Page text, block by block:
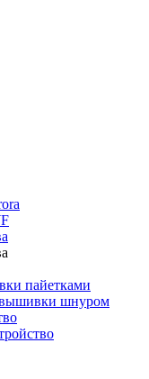
пайетками
вышивки шнуром